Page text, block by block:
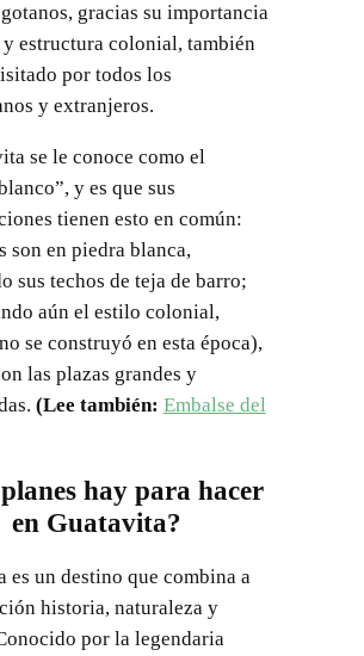
gracias su importancia
estructura colonial, también
por todos los
y extranjeros.
se le conoce como el
y es que sus
tienen esto en común:
son en piedra blanca,
sus techos de teja de barro;
aún el estilo colonial,
se construyó en esta época),
las plazas grandes y
(Lee también: Embalse del
hay para hacer
en Guatavita?
es un destino que combina a
historia, naturaleza y
por la legendaria